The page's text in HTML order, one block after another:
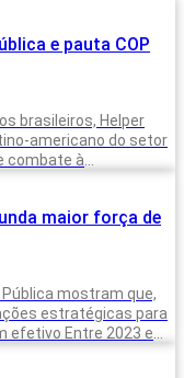
e pauta COP
brasileiros, Helper
americano do setor
combate à
maior força de
Pública mostram que,
estratégicas para
efetivo Entre 2023 e